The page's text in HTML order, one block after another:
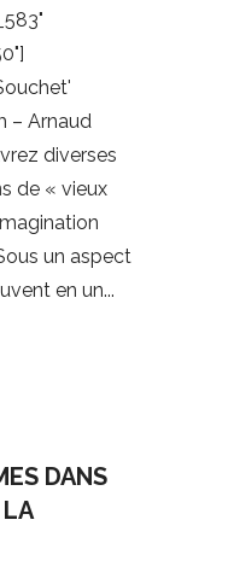
– Arnaud
diverses
de « vieux
un aspect
en un
DANS